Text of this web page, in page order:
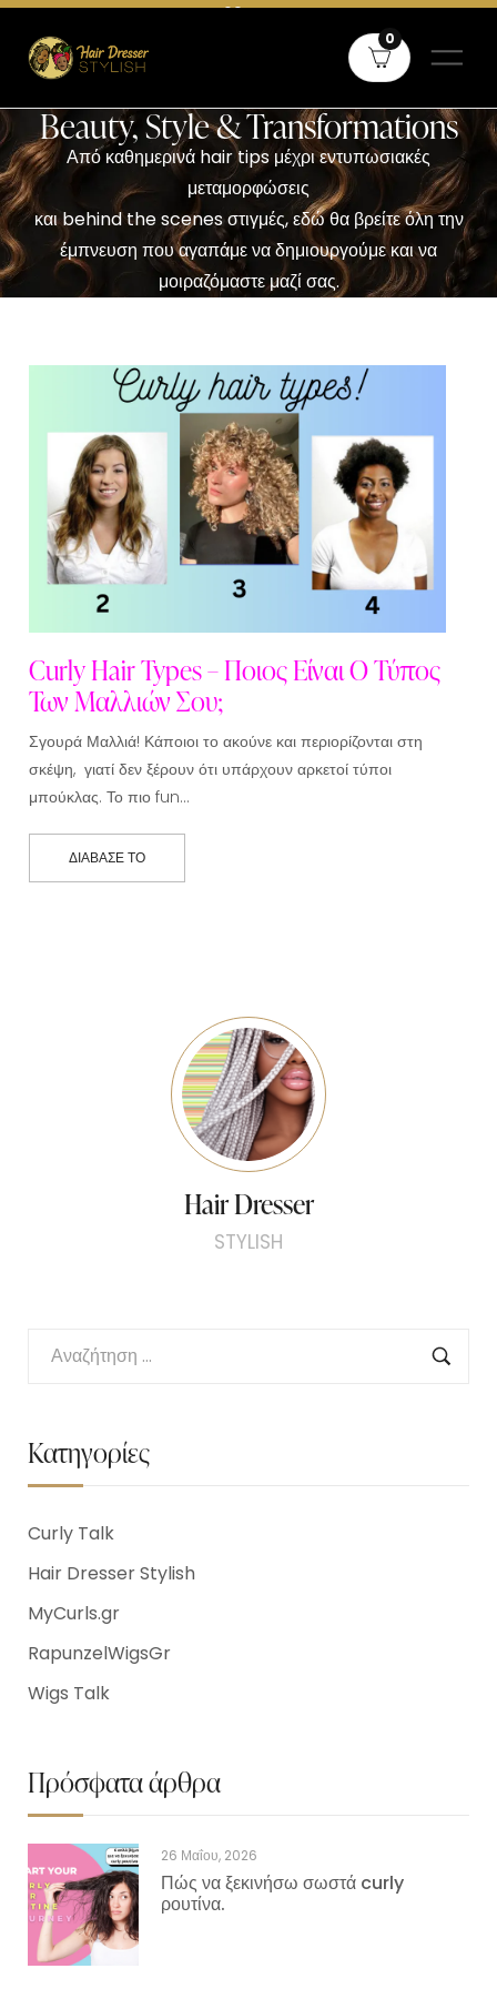
Δωρεάν μεταφορικά άνω των 60€ σε όλη την Ελλάδα και άνω των
0
Beauty, Style & Transformations
Από καθημερινά hair tips μέχρι εντυπωσιακές
μεταμορφώσεις
και behind the scenes στιγμές, εδώ θα βρείτε όλη την
έμπνευση που αγαπάμε να δημιουργούμε και να
μοιραζόμαστε μαζί σας.
Curly Hair Types – Ποιος Είναι Ο Τύπος
Των Μαλλιών Σου;
Σγουρά Μαλλιά! Κάποιοι το ακούνε και περιορίζονται στη
σκέψη, γιατί δεν ξέρουν ότι υπάρχουν αρκετοί τύποι
μπούκλας. Το πιο fun…
ΔΙΆΒΑΣΕ ΤΟ
Hair Dresser
STYLISH
Κατηγορίες
Curly Talk
Hair Dresser Stylish
MyCurls.gr
RapunzelWigsGr
Wigs Talk
Πρόσφατα άρθρα
26 Μαΐου, 2026
Πώς να ξεκινήσω σωστά curly
ρουτίνα.